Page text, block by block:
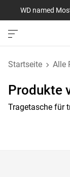
WD named
Startseite Alle
Produkte
Tragetasche für